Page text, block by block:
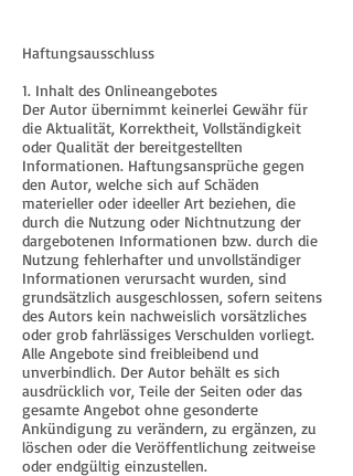
Haftungsausschluss
1. Inhalt des Onlineangebotes
Der Autor übernimmt keinerlei Gewähr für
die Aktualität, Korrektheit, Vollständigkeit
oder Qualität der bereitgestellten
Informationen. Haftungsansprüche gegen
den Autor, welche sich auf Schäden
materieller oder ideeller Art beziehen, die
durch die Nutzung oder Nichtnutzung der
dargebotenen Informationen bzw. durch die
Nutzung fehlerhafter und unvollständiger
Informationen verursacht wurden, sind
grundsätzlich ausgeschlossen, sofern seitens
des Autors kein nachweislich vorsätzliches
oder grob fahrlässiges Verschulden vorliegt.
Alle Angebote sind freibleibend und
unverbindlich. Der Autor behält es sich
ausdrücklich vor, Teile der Seiten oder das
gesamte Angebot ohne gesonderte
Ankündigung zu verändern, zu ergänzen, zu
löschen oder die Veröffentlichung zeitweise
oder endgültig einzustellen.